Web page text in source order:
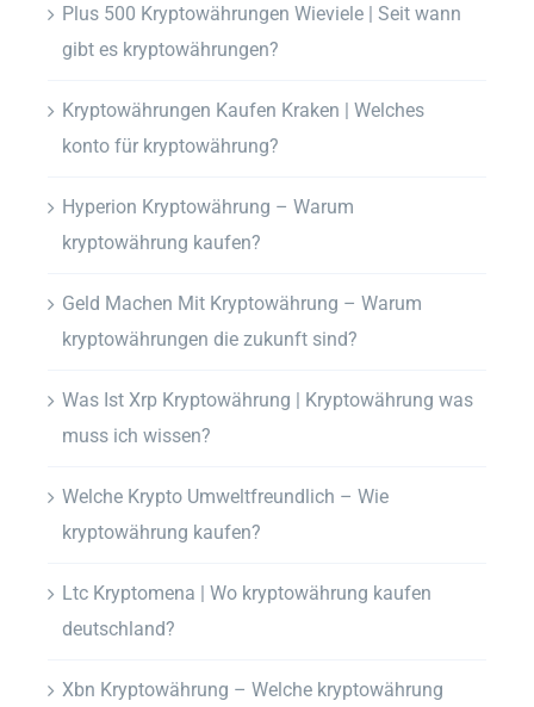
Plus 500 Kryptowährungen Wieviele | Seit wann
gibt es kryptowährungen?
Kryptowährungen Kaufen Kraken | Welches
konto für kryptowährung?
Hyperion Kryptowährung – Warum
kryptowährung kaufen?
Geld Machen Mit Kryptowährung – Warum
kryptowährungen die zukunft sind?
Was Ist Xrp Kryptowährung | Kryptowährung was
muss ich wissen?
Welche Krypto Umweltfreundlich – Wie
kryptowährung kaufen?
Ltc Kryptomena | Wo kryptowährung kaufen
deutschland?
Xbn Kryptowährung – Welche kryptowährung